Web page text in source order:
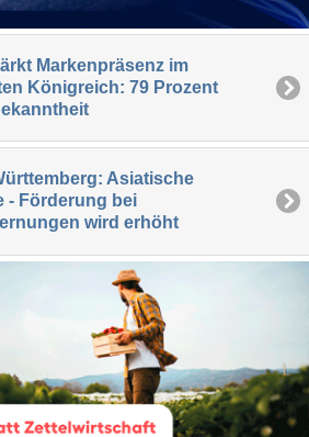
Markenpräsenz im
Königreich: 79 Prozent
Asiatische
- Förderung bei
wird erhöht